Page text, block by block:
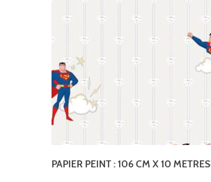
PAPIER PEINT : 106 CM X 10 METRES